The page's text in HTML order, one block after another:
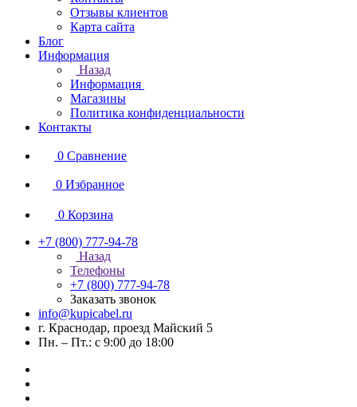
Отзывы клиентов
Карта сайта
Блог
Информация
Назад
Информация
Магазины
Политика конфиденциальности
Контакты
0 Сравнение
0 Избранное
0 Корзина
+7 (800) 777-94-78
Назад
Телефоны
+7 (800) 777-94-78
Заказать звонок
info@kupicabel.ru
г. Краснодар, проезд Майский 5
Пн. – Пт.: с 9:00 до 18:00